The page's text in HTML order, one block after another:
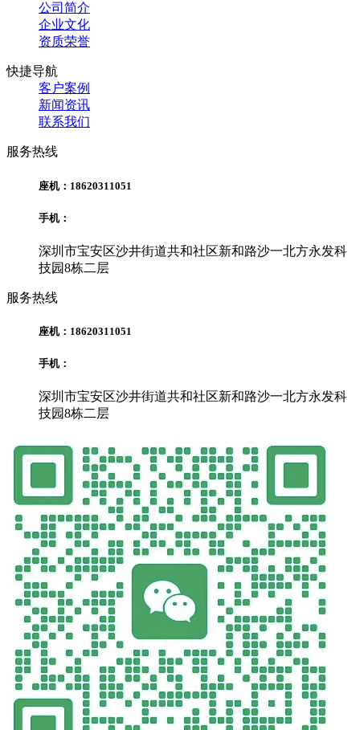
公司简介
企业文化
资质荣誉
快捷导航
客户案例
新闻资讯
联系我们
服务热线
座机：18620311051
手机：
深圳市宝安区沙井街道共和社区新和路沙一北方永发科
技园8栋二层
服务热线
座机：18620311051
手机：
深圳市宝安区沙井街道共和社区新和路沙一北方永发科
技园8栋二层